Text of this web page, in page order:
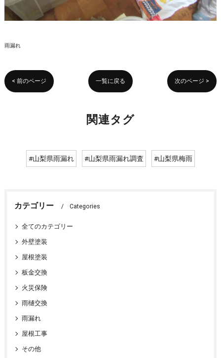
雨漏れ
< 前のページ 一覧に戻る 次のページ >
関連タグ
#山梨県雨漏れ #山梨県雨漏れ調査 #山梨県梅雨
カテゴリー Categories
全てのカテゴリー
外壁塗装
屋根塗装
板金交換
火災保険
雨樋交換
雨漏れ
屋根工事
その他